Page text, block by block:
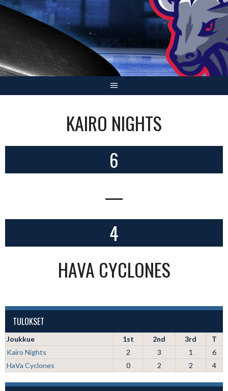
Skip
content
KAIRO NIGHTS
6
—
4
HAVA CYCLONES
TULOKSET
Joukkue 1st 2nd 3rd
T
Kairo Nights
2 3 1
6
HaVa Cyclones
0 2 2 4